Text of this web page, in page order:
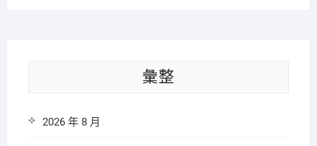
彙整
2026 年 8 月